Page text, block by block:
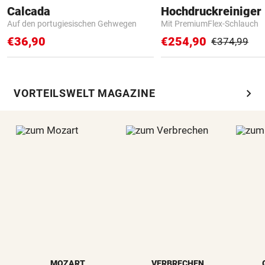
Calcada
Auf den portugiesischen Gehwegen
€36,90
Hochdruckreiniger
Mit PremiumFlex-Schlauch
€254,90 €374,99
VORTEILSWELT MAGAZINE chevron_right
MOZART VERBRECHEN